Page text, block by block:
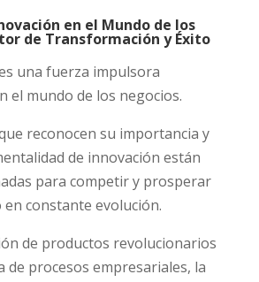
en el Mundo de los
de Transformación y Éxito
una fuerza impulsora
el mundo de los negocios.
reconocen su importancia y
de innovación están
para competir y prosperar
constante evolución.
de productos revolucionarios
de procesos empresariales, la